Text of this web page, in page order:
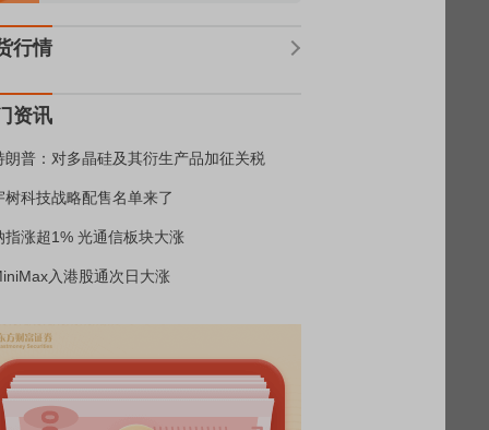
行情
资讯
朗普：对多晶硅及其衍生产品加征关税
树科技战略配售名单来了
指涨超1% 光通信板块大涨
入港股通次日大涨